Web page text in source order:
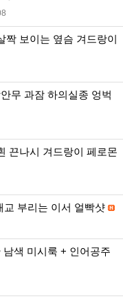
짝 보이는 옆슴 겨드랑이
무 과잠 하의실종 엉벅
끈나시 겨드랑이 페로몬
교 부리는 이서 얼빡샷
색 미시룩 + 인어공주